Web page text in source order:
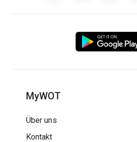
MyWOT
Über uns
Kontakt